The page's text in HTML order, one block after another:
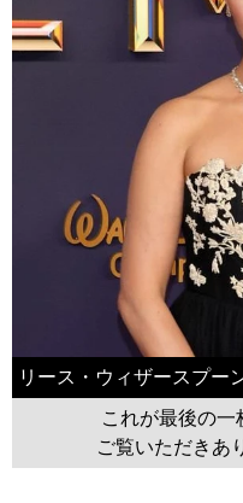
リース・ウィザースプー
これが最後の一
ご覧いただきあ